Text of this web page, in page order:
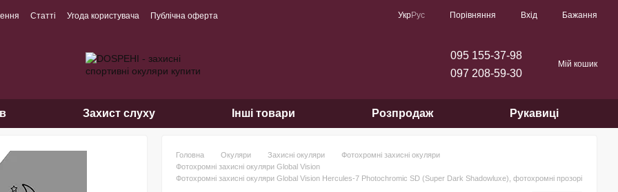
Статті Угода користувача Публічна оферта УкрРус Порівняння Вхід Бажання
095 155-37-98
097 208-59-30
Мій кошик
Захист слуху Інші товари Розпродаж Рукавиці
Головна Окуляри Захисні окуляри
Фотохромні захисні окуляри
Фотохромні захисні окуляри Global Vision
Фотохромні захисні окуляри Global Vision Hercules-7 Photochromic SD (Super Dark Shadowluxe), фотохромні прозорі